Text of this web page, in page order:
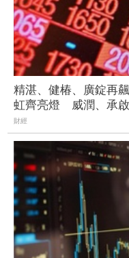
精湛、健椿、廣錠再
虹齊亮燈 威潤、承
財經